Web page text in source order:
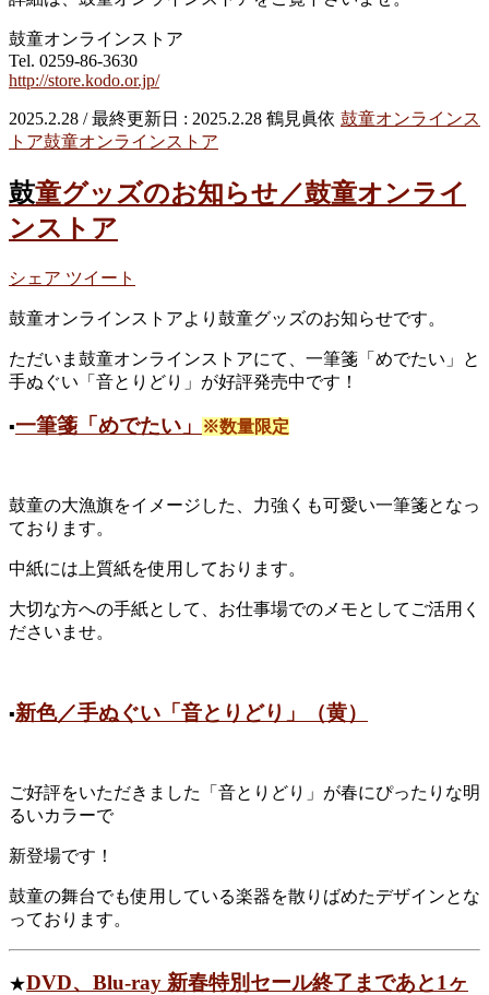
鼓童オンラインストア
Tel. 0259-86-3630
http://store.kodo.or.jp/
2025.2.28 / 最終更新日 : 2025.2.28 鶴見眞依 鼓童オンラインス
トア鼓童オンラインストア
鼓童グッズのお知らせ／鼓童オンライ
ンストア
シェア ツイート
鼓童オンラインストアより鼓童グッズのお知らせです。
ただいま鼓童オンラインストアにて、一筆箋「めでたい」と
手ぬぐい「音とりどり」が好評発売中です！
▪︎一筆箋「めでたい」 ※数量限定
鼓童の大漁旗をイメージした、力強くも可愛い一筆箋となっ
ております。
中紙には上質紙を使用しております。
大切な方への手紙として、お仕事場でのメモとしてご活用く
ださいませ。
▪︎新色／手ぬぐい「音とりどり」（黄）
ご好評をいただきました「音とりどり」が春にぴったりな明
るいカラーで
新登場です！
鼓童の舞台でも使用している楽器を散りばめたデザインとな
っております。
★DVD、Blu-ray 新春特別セール終了まであと1ヶ